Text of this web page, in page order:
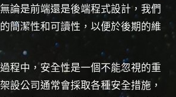
論是前端還是後端程式設計，我們
簡潔性和可讀性，以便於後期的維
程中，安全性是一個不能忽視的重
設公司通常會採取各種安全措施，